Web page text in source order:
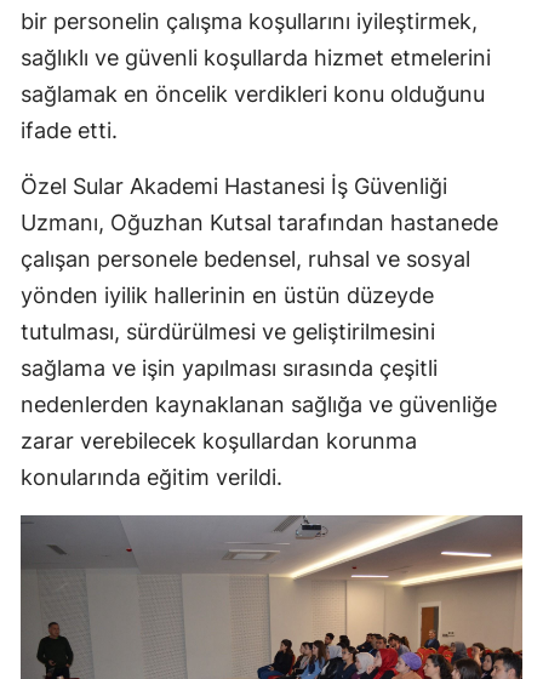
bir personelin çalışma koşullarını iyileştirmek,
sağlıklı ve güvenli koşullarda hizmet etmelerini
sağlamak en öncelik verdikleri konu olduğunu
ifade etti.
Özel Sular Akademi Hastanesi İş Güvenliği
Uzmanı, Oğuzhan Kutsal tarafından hastanede
çalışan personele bedensel, ruhsal ve sosyal
yönden iyilik hallerinin en üstün düzeyde
tutulması, sürdürülmesi ve geliştirilmesini
sağlama ve işin yapılması sırasında çeşitli
nedenlerden kaynaklanan sağlığa ve güvenliğe
zarar verebilecek koşullardan korunma
konularında eğitim verildi.